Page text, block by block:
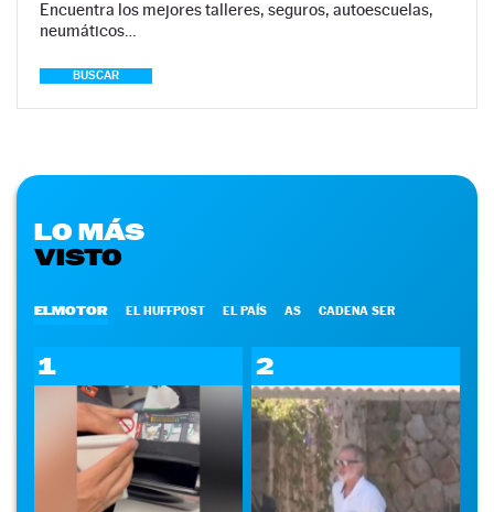
Encuentra los mejores talleres, seguros, autoescuelas,
neumáticos…
BUSCAR
LO MÁS
VISTO
ELMOTOR EL HUFFPOST EL PAÍS AS CADENA SER
1 2